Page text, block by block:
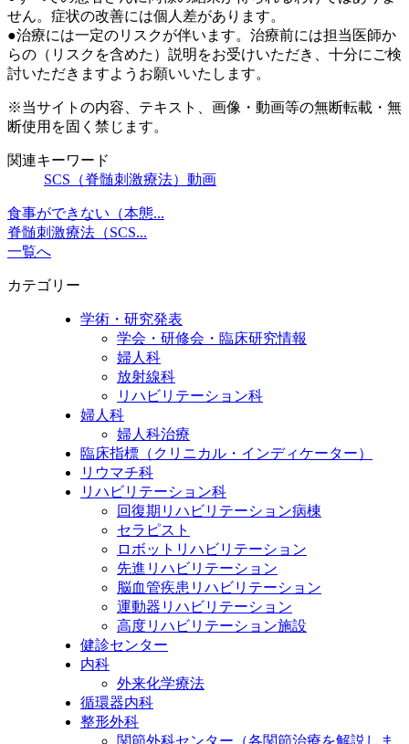
せん。症状の改善には個人差があります。
●治療には一定のリスクが伴います。治療前には担当医師か
らの（リスクを含めた）説明をお受けいただき、十分にご検
討いただきますようお願いいたします。
※当サイトの内容、テキスト、画像・動画等の無断転載・無
断使用を固く禁じます。
関連キーワード
SCS（脊髄刺激療法） 動画
食事ができない（本態...
脊髄刺激療法（SCS...
一覧へ
カテゴリー
学術・研究発表
学会・研修会・臨床研究情報
婦人科
放射線科
リハビリテーション科
婦人科
婦人科治療
臨床指標（クリニカル・インディケーター）
リウマチ科
リハビリテーション科
回復期リハビリテーション病棟
セラピスト
ロボットリハビリテーション
先進リハビリテーション
脳血管疾患リハビリテーション
運動器リハビリテーション
高度リハビリテーション施設
健診センター
内科
外来化学療法
循環器内科
整形外科
関節外科センター（各関節治療を解説しま